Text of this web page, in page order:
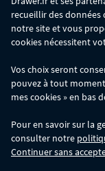
commande :
- 30€ sur votre
- 50€ sur votre
Les codes BIKINI30,
www.drawer.fr; ils ne
promotionnels. La
lors de la saisie du code
recueillir des
notre site et vous
cookies nécessitent
Vos choix seront
pouvez à tout
mes cookies » en bas
Pour en savoir sur la
consulter notre
Continuer sans